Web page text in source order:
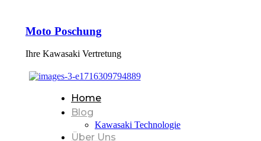
Moto Poschung
Ihre Kawasaki Vertretung
Home
Blog
Kawasaki Technologie
Über Uns